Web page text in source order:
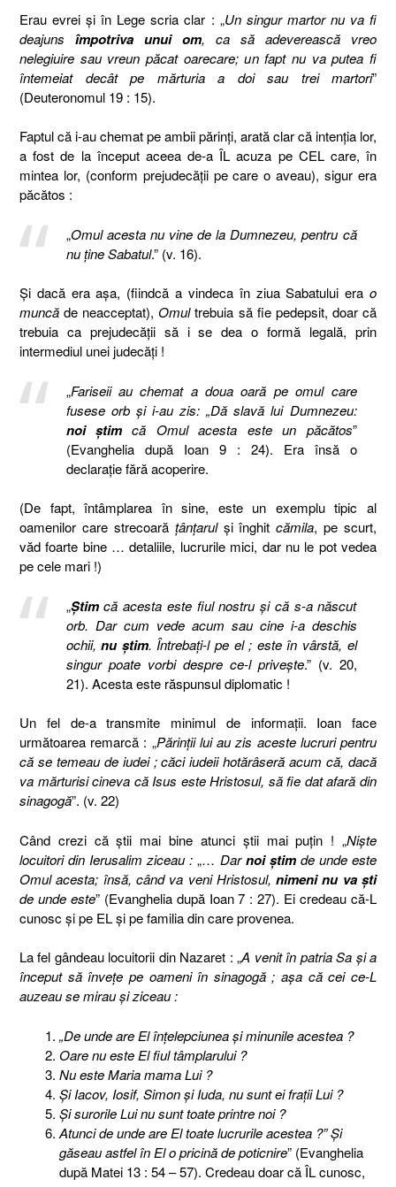
Erau evrei şi în Lege scria clar : „Un singur martor nu va fi
deajuns împotriva unui om, ca să adeverească vreo
nelegiuire sau vreun păcat oarecare; un fapt nu va putea fi
întemeiat decât pe mărturia a doi sau trei martori”
(Deuteronomul 19 : 15).
Faptul că i-au chemat pe ambii părinţi, arată clar că intenţia lor,
a fost de la început aceea de-a ÎL acuza pe CEL care, în
mintea lor, (conform prejudecăţii pe care o aveau), sigur era
păcătos :
„Omul acesta nu vine de la Dumnezeu, pentru că
nu ţine Sabatul.” (v. 16).
Şi dacă era aşa, (fiindcă a vindeca în ziua Sabatului era o
muncă de neacceptat),Omultrebuia să fie pedepsit, doar că
trebuia ca prejudecăţii să i se dea o formă legală, prin
intermediul unei judecăţi !
„Fariseii au chemat a doua oară pe omul care
fusese orb şi i-au zis: „Dă slavă lui Dumnezeu:
noi ştimcă Omul acesta este un păcătos”
(Evanghelia după Ioan 9 : 24). Era însă o
declaraţie fără acoperire.
(De fapt, întâmplarea în sine, este un exemplu tipic al
oamenilor care strecoară ţânţarulşi înghit cămila, pe scurt,
văd foarte bine … detaliile, lucrurile mici, dar nu le pot vedea
pe cele mari !)
„Ştimcă acesta este fiul nostru şi că s-a născut
orb. Dar cum vede acum sau cine i-a deschis
ochii,nu ştim. Întrebaţi-l pe el ; este în vârstă, el
singur poate vorbi despre ce-l priveşte.” (v. 20,
21). Acesta este răspunsul diplomatic !
Un fel de-a transmite minimul de informaţii. Ioan face
următoarea remarcă : „Părinţii lui au zis aceste lucruri pentru
că se temeau de iudei ; căci iudeii hotărâseră acum că, dacă
va mărturisi cineva că Isus este Hristosul, să fie dat afară din
sinagogă”. (v. 22)
Când crezi că ştii mai bine atunci ştii mai puţin ! „Nişte
locuitori din Ierusalim ziceau :„… Darnoi ştim de unde este
Omul acesta; însă, când va veni Hristosul,nimeni nu va şti
de unde este” (Evanghelia după Ioan 7 : 27). Ei credeau că-L
cunosc şi pe EL şi pe familia din care provenea.
La fel gândeau locuitorii din Nazaret : „A venit în patria Sa şi a
început să înveţe pe oameni în sinagogă ; aşa că cei ce-L
auzeau se mirau şi ziceau :
„De unde are El înţelepciunea şi minunile acestea ?
Oare nu este El fiul tâmplarului ?
Nu este Maria mama Lui ?
Şi Iacov, Iosif, Simon şi Iuda, nu sunt ei fraţii Lui ?
Şi surorile Lui nu sunt toate printre noi ?
Atunci de unde are El toate lucrurile acestea ?” Şi
găseau astfel în El o pricină de poticnire” (Evanghelia
după Matei 13 : 54 – 57). Credeau doar că ÎL cunosc,